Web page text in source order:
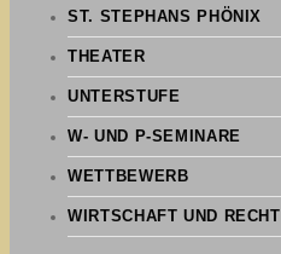
ST. STEPHANS PHÖNIX
THEATER
UNTERSTUFE
W- UND P-SEMINARE
WETTBEWERB
WIRTSCHAFT UND RECHT